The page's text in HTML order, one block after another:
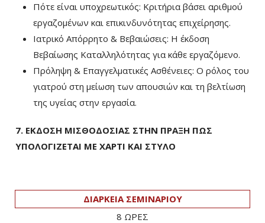
Πότε είναι υποχρεωτικός: Κριτήρια βάσει αριθμού
εργαζομένων και επικινδυνότητας επιχείρησης.
Ιατρικό Απόρρητο & Βεβαιώσεις: Η έκδοση
Βεβαίωσης Καταλληλότητας για κάθε εργαζόμενο.
Πρόληψη & Επαγγελματικές Ασθένειες: Ο ρόλος του
γιατρού στη μείωση των απουσιών και τη βελτίωση
της υγείας στην εργασία.
7. ΕΚΔΟΣΗ ΜΙΣΘΟΔΟΣΙΑΣ ΣΤΗΝ ΠΡΑΞΗ ΠΩΣ
ΥΠΟΛΟΓΙΖΕΤΑΙ ΜΕ ΧΑΡΤΙ ΚΑΙ ΣΤΥΛΟ
ΔΙΑΡΚΕΙΑ ΣΕΜΙΝΑΡΙΟΥ
8 ΩΡΕΣ